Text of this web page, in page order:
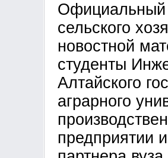
Официальный
сельского
новостной
студенты
Алтайского
аграрного
предприятии